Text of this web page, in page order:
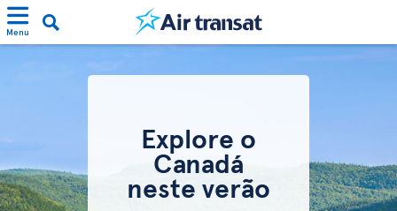
Menu
Explore o
Canadá
neste verão